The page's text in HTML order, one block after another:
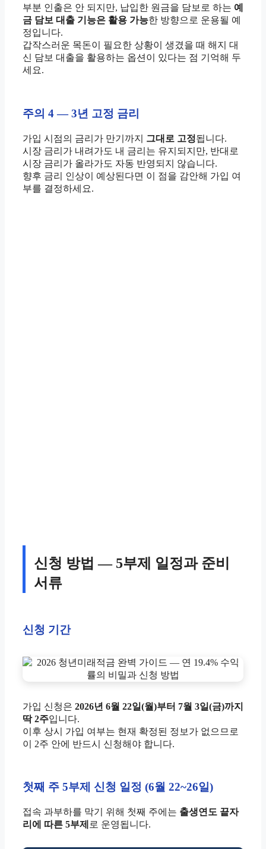
부분 인출은 안 되지만, 납입한 원금을 담보로 하는 예
금 담보 대출 기능은 활용 가능한 방향으로 운용될 예
정입니다.
갑작스러운 목돈이 필요한 상황이 생겼을 때 해지 대
신 담보 대출을 활용하는 옵션이 있다는 점 기억해 두
세요.
주의 4 — 3년 고정 금리
가입 시점의 금리가 만기까지 그대로 고정됩니다.
시장 금리가 내려가도 내 금리는 유지되지만, 반대로
시장 금리가 올라가도 자동 반영되지 않습니다.
향후 금리 인상이 예상된다면 이 점을 감안해 가입 여
부를 결정하세요.
신청 방법 — 5부제 일정과 준비
서류
신청 기간
가입 신청은 2026년 6월 22일(월)부터 7월 3일(금)까지
딱 2주입니다.
이후 상시 가입 여부는 현재 확정된 정보가 없으므로
이 2주 안에 반드시 신청해야 합니다.
첫째 주 5부제 신청 일정 (6월 22~26일)
접속 과부하를 막기 위해 첫째 주에는 출생연도 끝자
리에 따른 5부제 로 운영됩니다.